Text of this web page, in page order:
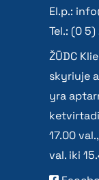
El.p.:
Tel.: (0
ŽŪDC
skyriuje
yra
17.00
val. iki